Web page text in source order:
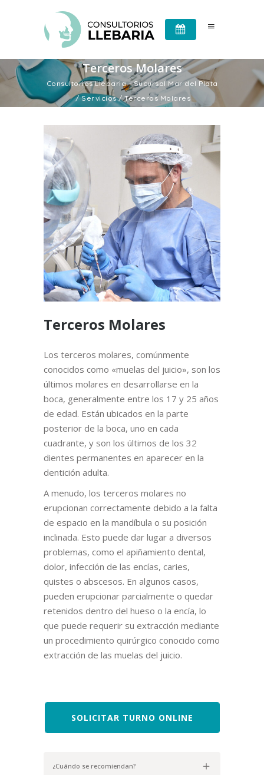
Terceros Molares
Consultorios Llebaria - Sucursal Mar del Plata
/Servicios/Terceros Molares
Terceros Molares
Los terceros molares, comúnmente
conocidos como «muelas del juicio», son los
últimos molares en desarrollarse en la
boca, generalmente entre los 17 y 25 años
de edad. Están ubicados en la parte
posterior de la boca, uno en cada
cuadrante, y son los últimos de los 32
dientes permanentes en aparecer en la
dentición adulta.
A menudo, los terceros molares no
erupcionan correctamente debido a la falta
de espacio en la mandíbula o su posición
inclinada. Esto puede dar lugar a diversos
problemas, como el apiñamiento dental,
dolor, infección de las encías, caries,
quistes o abscesos. En algunos casos,
pueden erupcionar parcialmente o quedar
retenidos dentro del hueso o la encía, lo
que puede requerir su extracción mediante
un procedimiento quirúrgico conocido como
extracción de las muelas del juicio.
SOLICITAR TURNO ONLINE
¿Cuándo se recomiendan?